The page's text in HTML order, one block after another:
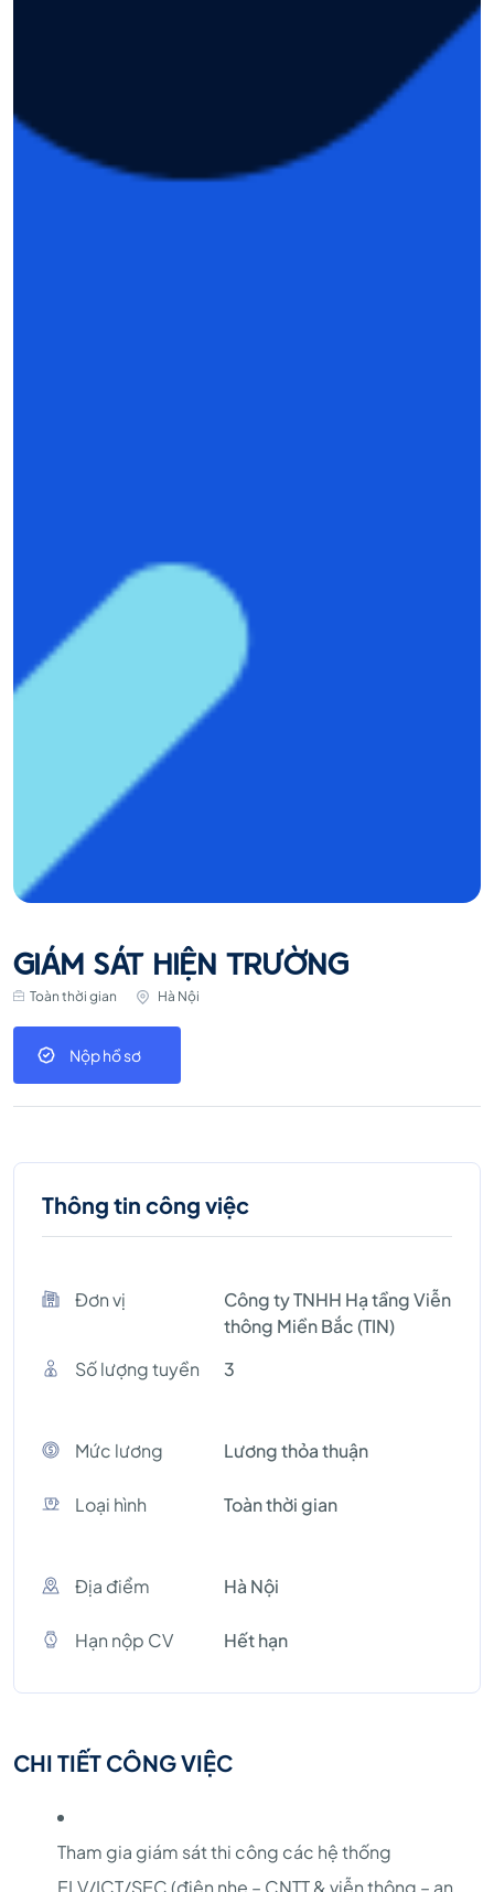
GIÁM SÁT HIỆN TRƯỜNG
Toàn thời gian Hà Nội
Nộp hồ sơ
Thông tin công việc
Đơn vị
Công ty TNHH Hạ tầng Viễn
thông Miền Bắc (TIN)
Số lượng tuyền
3
Mức lương Lương thỏa thuận
Loại hình Toàn thời gian
Địa điểm Hà Nội
Hạn nộp CV Hết hạn
CHI TIẾT CÔNG VIỆC
Tham gia giám sát thi công các hệ thống
ELV/ICT/SEC (điện nhẹ – CNTT & viễn thông – an